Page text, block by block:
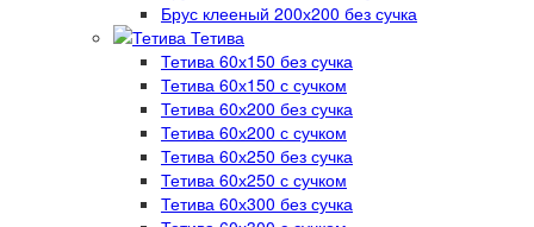
Брус клееный 200х200 без сучка
Тетива
Тетива 60х150 без сучка
Тетива 60х150 с сучком
Тетива 60х200 без сучка
Тетива 60х200 с сучком
Тетива 60х250 без сучка
Тетива 60х250 с сучком
Тетива 60х300 без сучка